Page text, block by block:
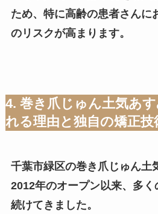
ため、特に高齢の患者さんに
のリスクが高まります。
4. 巻き爪じゅん土気あ
れる理由と独自の矯正技
千葉市緑区の巻き爪じゅん土
2012年のオープン以来、多
続けてきました。